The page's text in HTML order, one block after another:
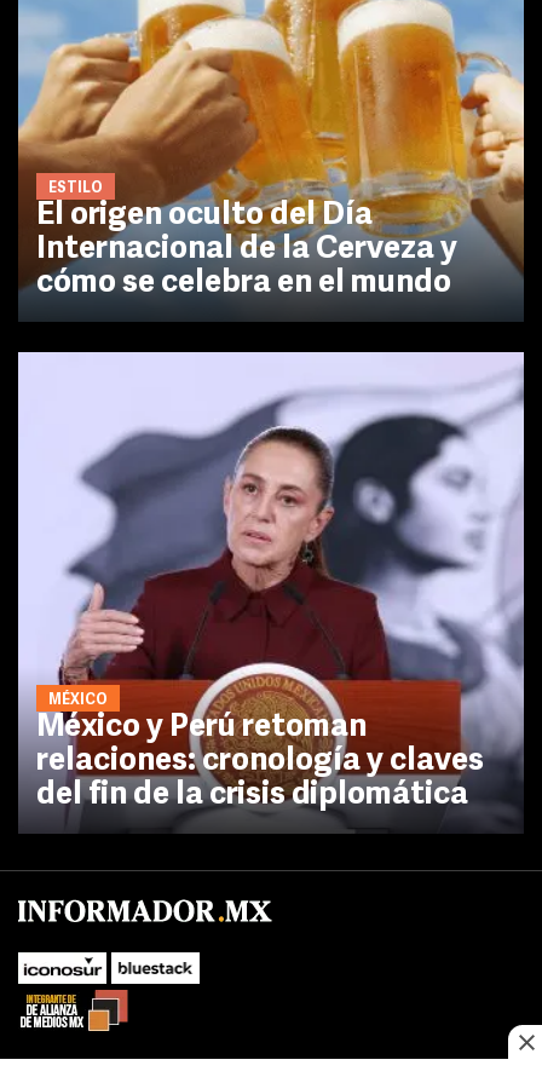
ESTILO
El origen oculto del Día
Internacional de la Cerveza y
cómo se celebra en el mundo
MÉXICO
México y Perú retoman
relaciones: cronología y claves
del fin de la crisis diplomática